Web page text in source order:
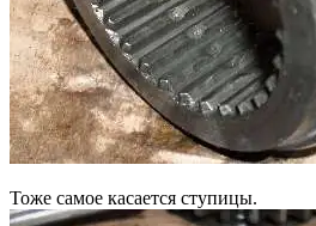
Тоже самое касается ступицы.